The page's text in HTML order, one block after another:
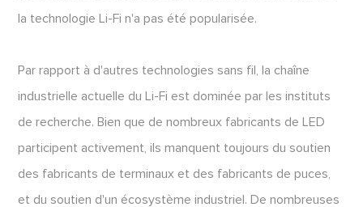
la technologie Li-Fi n'a pas été popularisée.
Par rapport à d'autres technologies sans fil, la chaîne
industrielle actuelle du Li-Fi est dominée par les instituts
de recherche. Bien que de nombreux fabricants de LED
participent activement, ils manquent toujours du soutien
des fabricants de terminaux et des fabricants de puces,
et du soutien d'un écosystème industriel. De nombreuses